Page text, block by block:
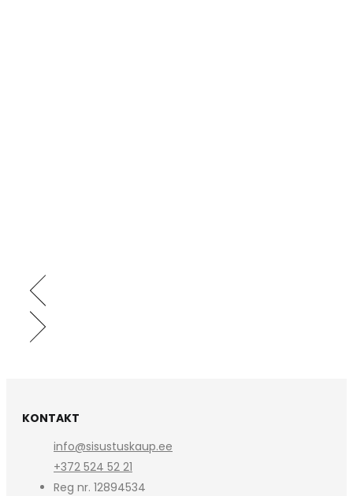
KONTAKT
info@sisustuskaup.ee
+372 524 52 21
Reg nr. 12894534